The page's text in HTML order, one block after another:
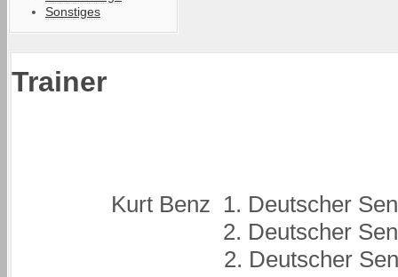
Sonstiges
Trainer
Kurt Benz 1. Deutscher
2. Deutscher
2. Deutscher